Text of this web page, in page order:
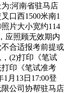
:河南省驻马店
口西1500米南1
片大小宽约114
应照顾无效期内
合适报考前提或
(2)打印《笔试
印《笔试准考
1月13日17:00登
公司协帮驻马店